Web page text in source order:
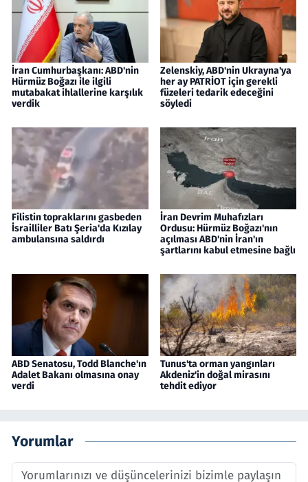
İran Cumhurbaşkanı: ABD'nin
Hürmüz Boğazı ile ilgili
mutabakat ihlallerine karşılık
verdik
Zelenskiy, ABD'nin Ukrayna'ya
her ay PATRİOT için gerekli
füzeleri tedarik edeceğini
söyledi
Filistin topraklarını gasbeden
İsrailliler Batı Şeria'da Kızılay
ambulansına saldırdı
İran Devrim Muhafızları
Ordusu: Hürmüz Boğazı'nın
açılması ABD'nin İran'ın
şartlarını kabul etmesine bağlı
ABD Senatosu, Todd Blanche'ın
Adalet Bakanı olmasına onay
verdi
Tunus'ta orman yangınları
Akdeniz'in doğal mirasını
tehdit ediyor
Yorumlar